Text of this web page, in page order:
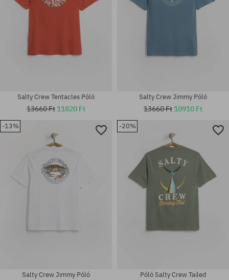
Elérhető méretek:
Elérhető méretek:
Salty Crew Tentacles Póló
13660 Ft 11820 Ft
Salty Crew Jimmy Póló
13660 Ft 10910 Ft
-13%
Salty Crew Jimmy Póló
-20%
Póló Salty Crew Tailed